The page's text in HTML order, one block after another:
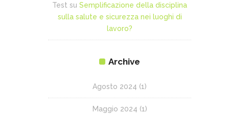
Test su Semplificazione della disciplina
sulla salute e sicurezza nei luoghi di
lavoro?
Archive
Agosto 2024 (1)
Maggio 2024 (1)